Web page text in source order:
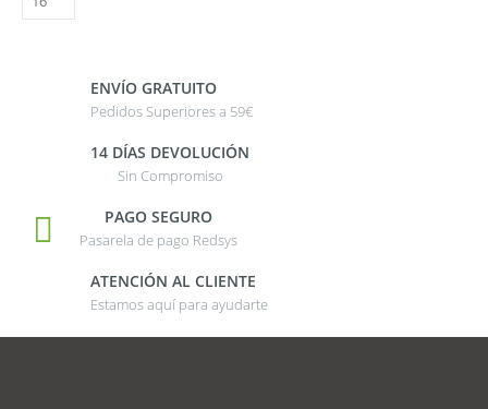
ENVÍO GRATUITO
Pedidos Superiores a 59€
14 DÍAS DEVOLUCIÓN
Sin Compromiso
PAGO SEGURO
Pasarela de pago Redsys
ATENCIÓN AL CLIENTE
Estamos aquí para ayudarte